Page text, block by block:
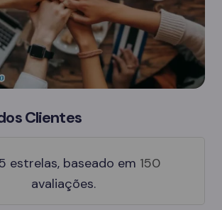
Clientes
5 estrelas, baseado em 150
avaliações.